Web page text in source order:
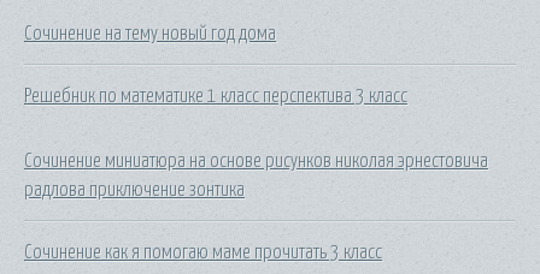
Сочинение на тему новый год дома
Решебник по математике 1 класс перспектива 3 класс
Сочинение миниатюра на основе рисунков николая эрнестовича
радлова приключение зонтика
Сочинение как я помогаю маме прочитать 3 класс